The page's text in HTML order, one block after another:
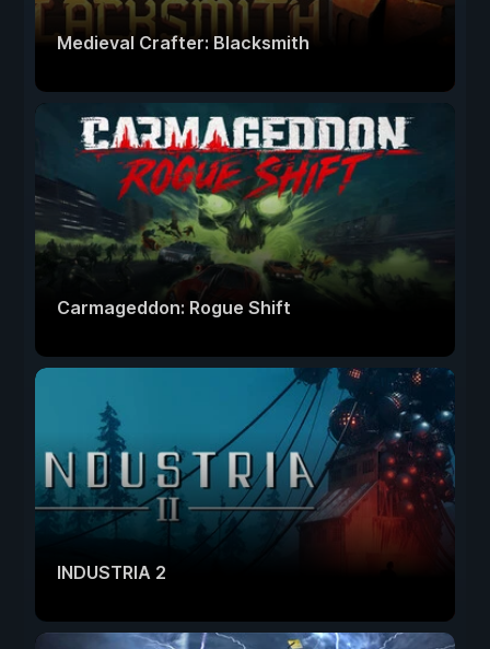
Medieval Crafter: Blacksmith
Carmageddon: Rogue Shift
INDUSTRIA 2